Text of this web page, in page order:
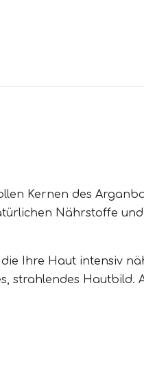
Kernen des
Nährstoffe
Ihre Haut intensiv
strahlendes Hautbild.